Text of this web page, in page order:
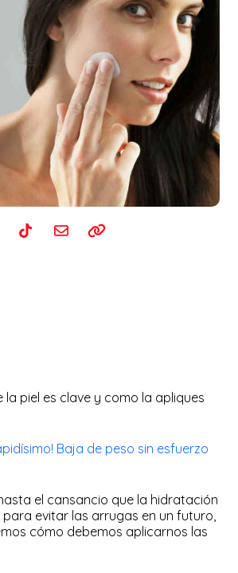
la piel es clave y como la apliques
Baja de peso sin esfuerzo
el cansancio que la hidratación
evitar las arrugas en un futuro,
cómo debemos aplicarnos las